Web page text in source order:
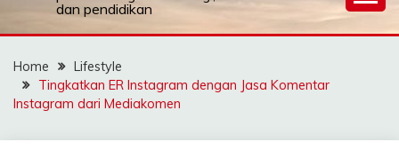
dan pendidikan
Home
Lifestyle
Tingkatkan ER Instagram dengan Jasa Komentar
Instagram dari Mediakomen